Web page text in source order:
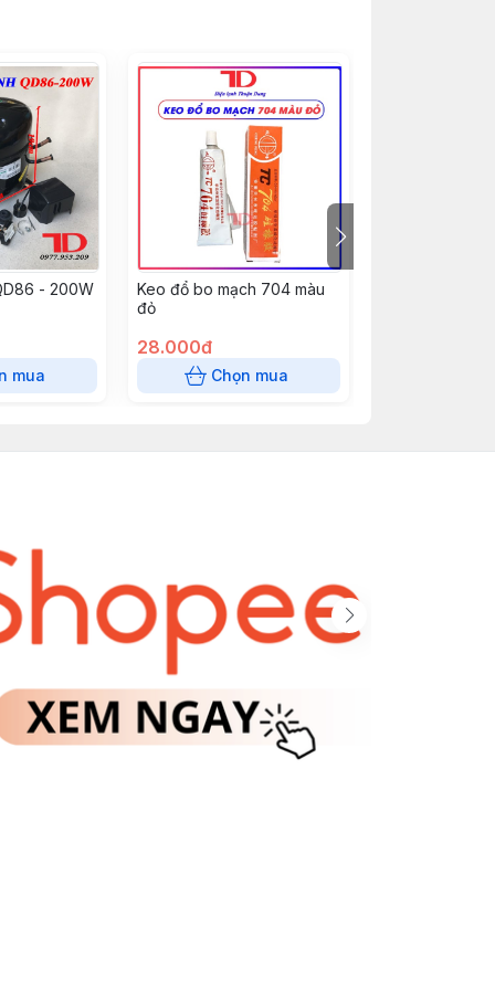
- 200W
mua
Keo đổ bo mạch 704 màu
đỏ
28.000đ
Chọn mua